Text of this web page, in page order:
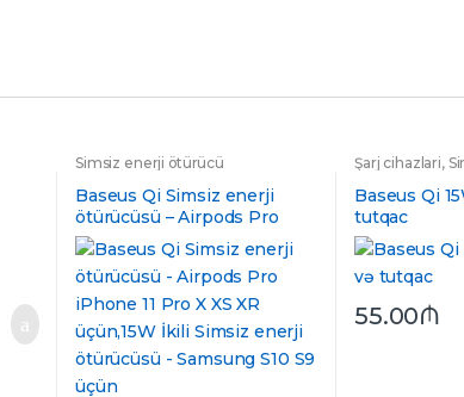
Simsiz enerji ötürücü
Baseus Qi Simsiz enerji
ötürücüsü – Airpods Pro
iPhone 11 Pro X XS XR
üçün,15W İkili Simsiz enerji
ötürücüsü – Samsung S10 S9
üçün
Şarj cihazlari,
ötürücü
Baseus Qi
tutqac
55.00₼